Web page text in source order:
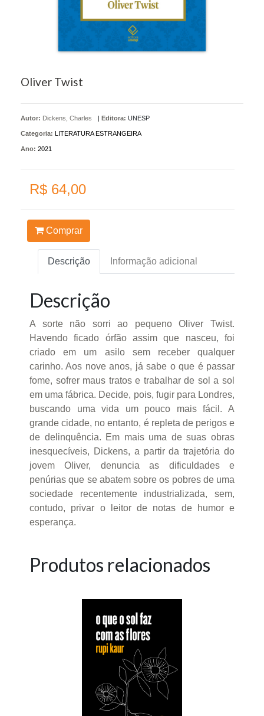
Oliver Twist
Autor: Dickens, Charles Editora: UNESP
Categoria: LITERATURA ESTRANGEIRA
Ano: 2021
R$ 64,00
Comprar
Descrição Informação adicional
Descrição
A sorte não sorri ao pequeno Oliver Twist.
Havendo ficado órfão assim que nasceu, foi
criado em um asilo sem receber qualquer
carinho. Aos nove anos, já sabe o que é passar
fome, sofrer maus tratos e trabalhar de sol a sol
em uma fábrica. Decide, pois, fugir para Londres,
buscando uma vida um pouco mais fácil. A
grande cidade, no entanto, é repleta de perigos e
de delinquência. Em mais uma de suas obras
inesquecíveis, Dickens, a partir da trajetória do
jovem Oliver, denuncia as dificuldades e
penúrias que se abatem sobre os pobres de uma
sociedade recentemente industrializada, sem,
contudo, privar o leitor de notas de humor e
esperança.
Produtos relacionados